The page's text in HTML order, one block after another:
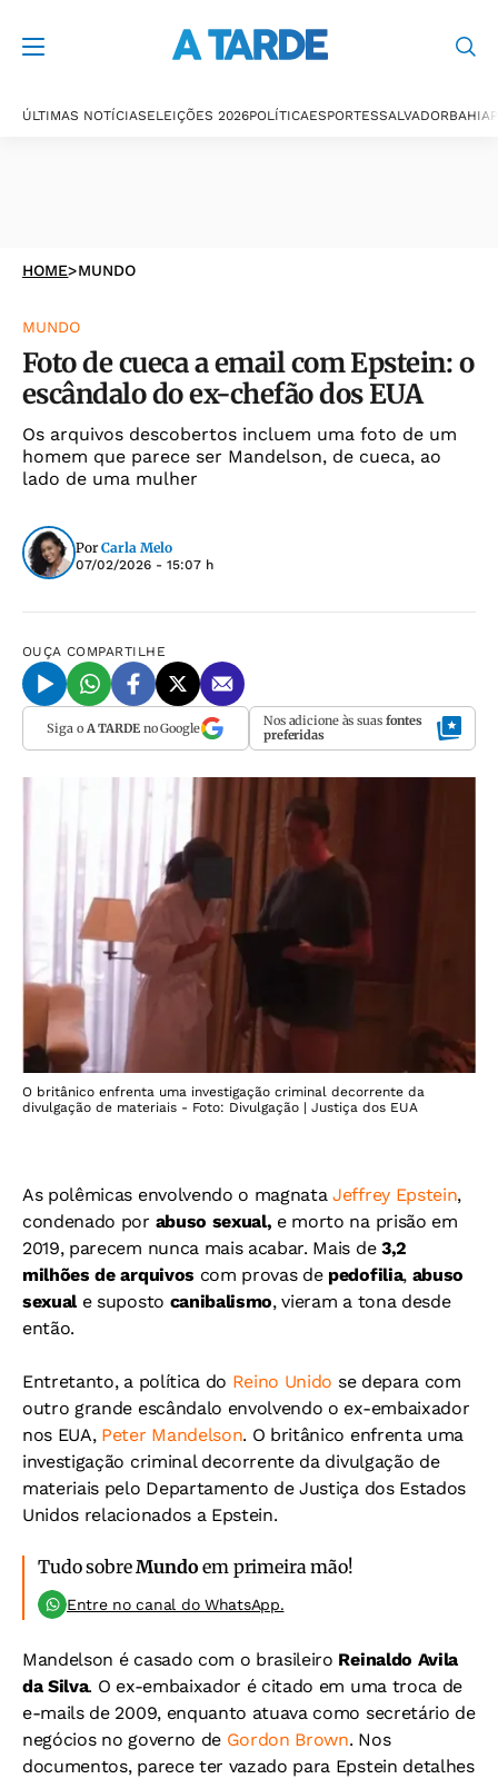
ÚLTIMAS NOTÍCIASELEIÇÕES 2026POLÍTICAESPORTESSALVADORBAHIA
HOME>MUNDO
MUNDO
Foto de cueca a email com Epstein: o
escândalo do ex-chefão dos EUA
Os arquivos descobertos incluem uma foto de um
homem que parece ser Mandelson, de cueca, ao
lado de uma mulher
Por Carla Melo
07/02/2026 - 15:07 h
OUÇA COMPARTILHE
Siga o A TARDEno Google Nos adicione às suas fontes
preferidas
O britânico enfrenta uma investigação criminal decorrente da
divulgação de materiais - Foto: Divulgação | Justiça dos EUA
As polêmicas envolvendo o magnataJeffrey Epstein,
condenado por abuso sexual, e morto na prisão em
2019, parecem nunca mais acabar. Mais de 3,2
milhões de arquivos com provas de pedofilia, abuso
sexuale suposto canibalismo, vieram a tona desde
então.
Entretanto, a política do Reino Unido se depara com
outro grande escândalo envolvendo o ex-embaixador
nos EUA, Peter Mandelson. O britânico enfrenta uma
investigação criminal decorrente da divulgação de
materiais pelo Departamento de Justiça dos Estados
Unidos relacionados a Epstein.
Tudo sobreMundo em primeira mão!
Entre no canal do WhatsApp.
Mandelson é casado com o brasileiro Reinaldo Avila
da Silva. O ex-embaixador é citado em uma troca de
e-mails de 2009, enquanto atuava como secretário de
negócios no governo de Gordon Brown. Nos
documentos, parece ter vazado para Epstein detalhes